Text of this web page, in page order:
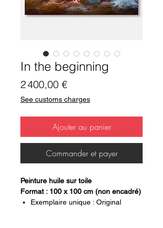
In the beginning
2 400,00 €Prix
See customs charges
Ajouter au panier
Commander et payer
Peinture huile sur toile
Format : 100 x 100 cm (non encadré)
Exemplaire unique : Original